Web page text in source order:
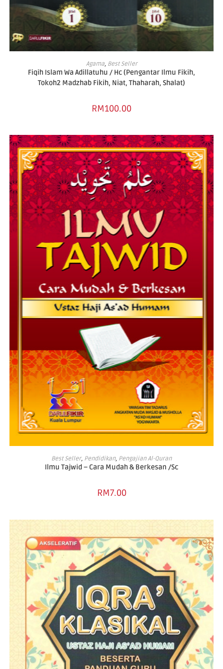
SELECT OPTIONS
Agama, Best Seller
Fiqih Islam Wa Adillatuhu / Hc (Pengantar Ilmu Fikih,
Tokoh2 Madzhab Fikih, Niat, Thaharah, Shalat)
RM100.00
ADD TO BASKET
Best Seller, Pendidikan, Pengajian Al-Quran
Ilmu Tajwid – Cara Mudah & Berkesan /Sc
RM7.00